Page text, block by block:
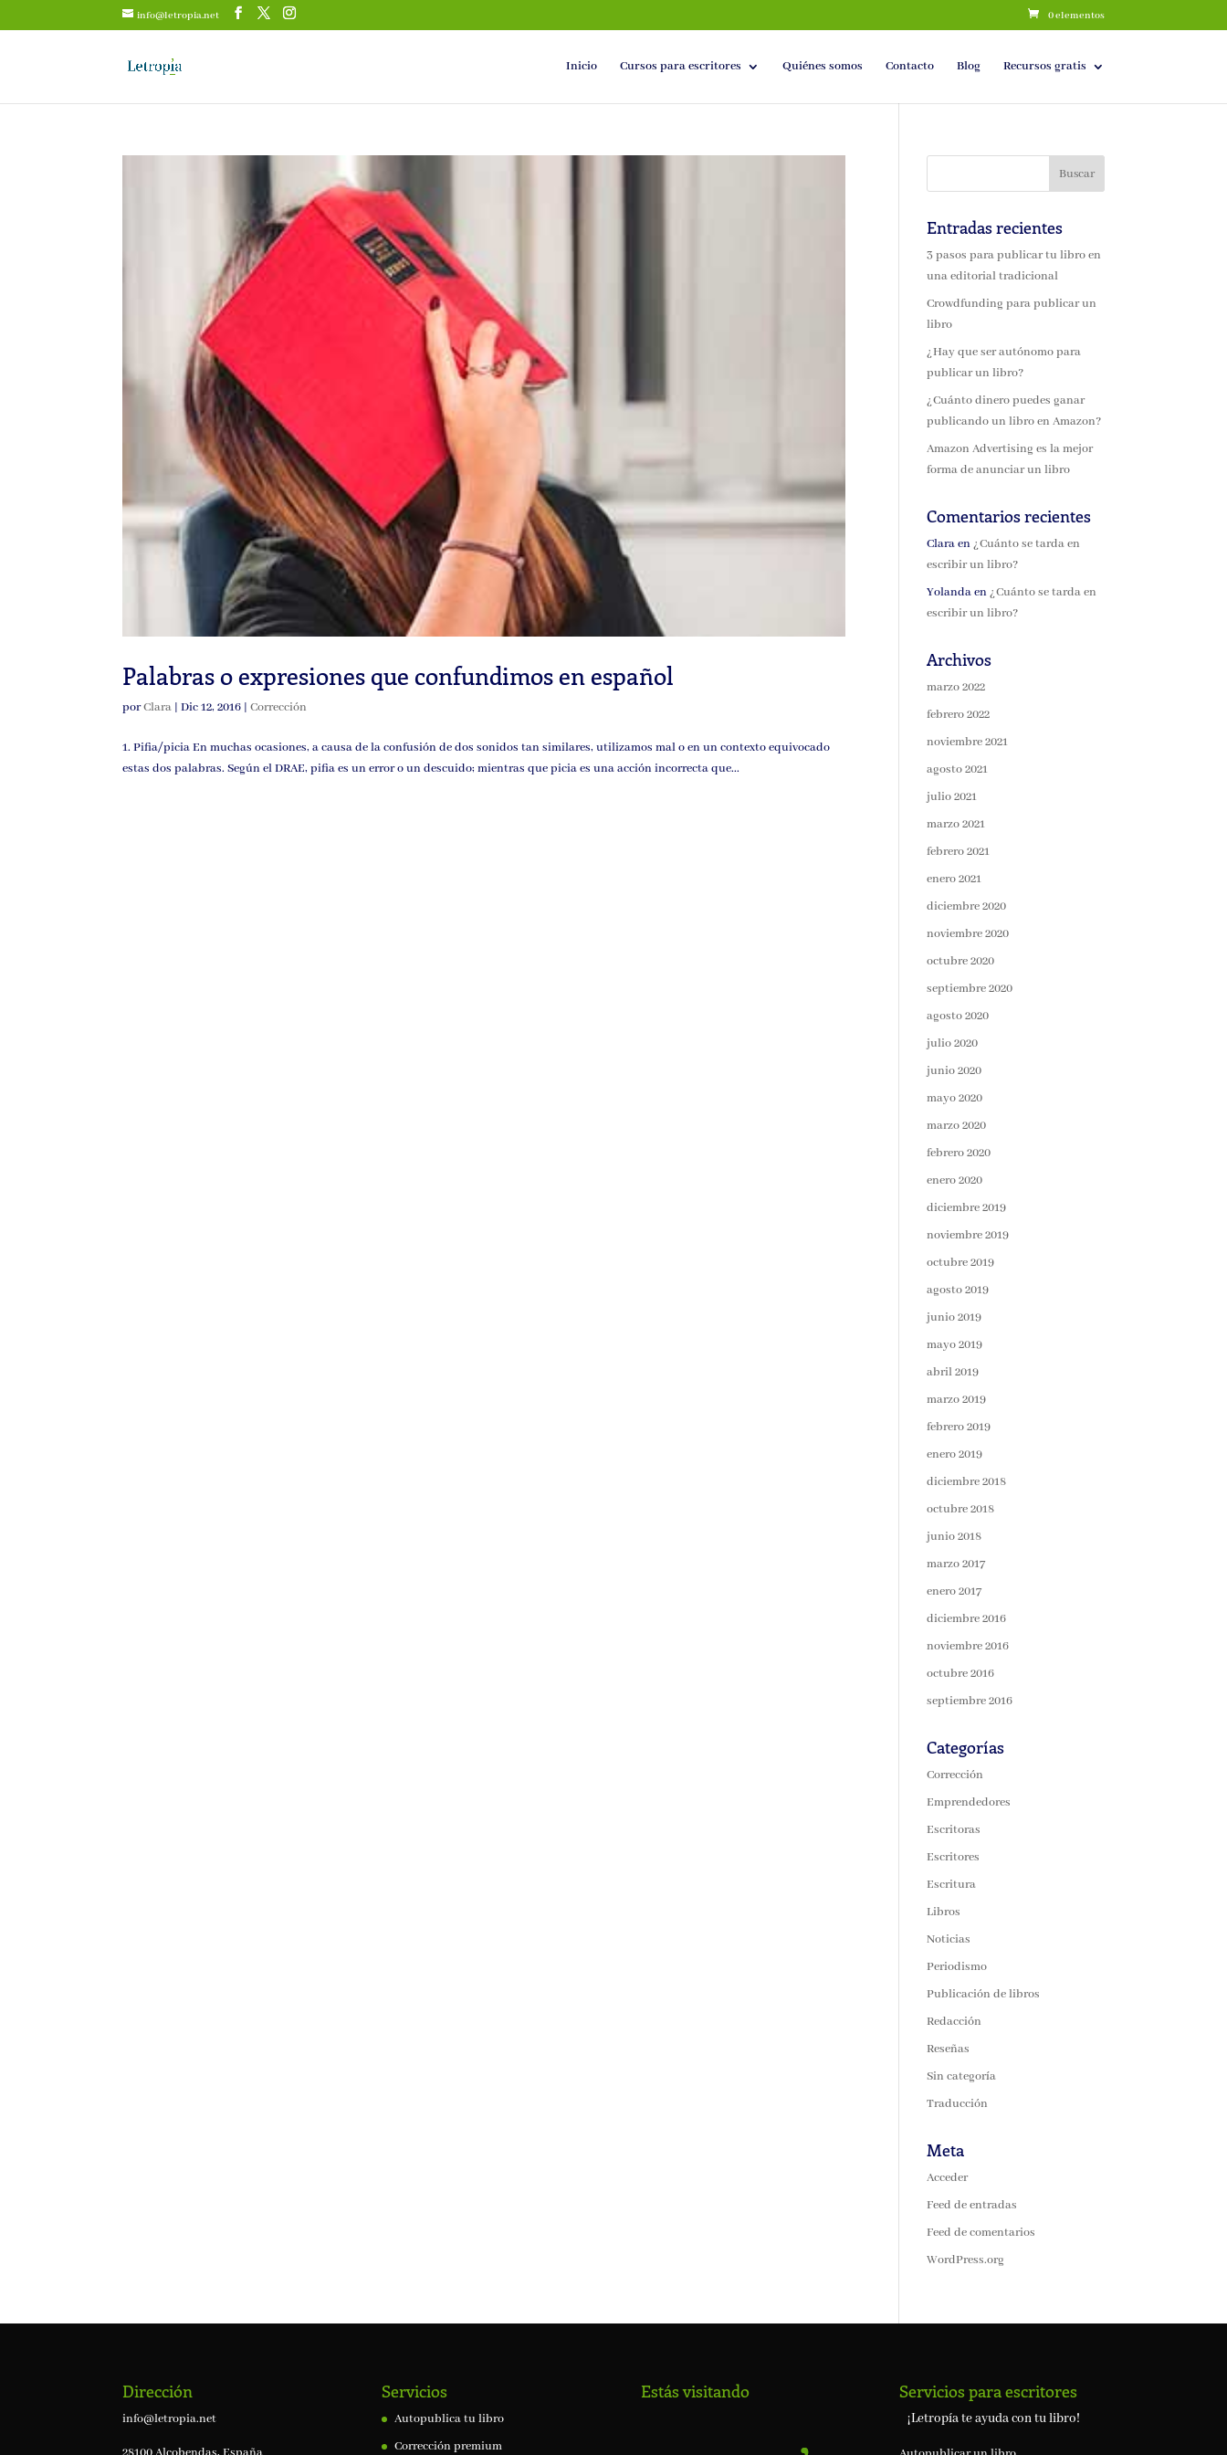
info@letropia.net 0 elementos
Inicio Cursos para escritores Quiénes somos Contacto Blog Recursos gratis
Palabras o expresiones que confundimos en español
porClara |Dic 12, 2016 |Corrección
1. Pifia/picia En muchas ocasiones, a causa de la confusión de dos sonidos tan similares, utilizamos mal o en un contexto equivocado
estas dos palabras. Según el DRAE, pifia es un error o un descuido; mientras que picia es una acción incorrecta que...
Entradas recientes
3 pasos para publicar tu libro en
una editorial tradicional
Crowdfunding para publicar un
libro
¿Hay que ser autónomo para
publicar un libro?
¿Cuánto dinero puedes ganar
publicando un libro en Amazon?
Amazon Advertising es la mejor
forma de anunciar un libro
Comentarios recientes
Claraen¿Cuánto se tarda en
escribir un libro?
Yolandaen¿Cuánto se tarda en
escribir un libro?
Archivos
marzo 2022
febrero 2022
noviembre 2021
agosto 2021
julio 2021
marzo 2021
febrero 2021
enero 2021
diciembre 2020
noviembre 2020
octubre 2020
septiembre 2020
agosto 2020
julio 2020
junio 2020
mayo 2020
marzo 2020
febrero 2020
enero 2020
diciembre 2019
noviembre 2019
octubre 2019
agosto 2019
junio 2019
mayo 2019
abril 2019
marzo 2019
febrero 2019
enero 2019
diciembre 2018
octubre 2018
junio 2018
marzo 2017
enero 2017
diciembre 2016
noviembre 2016
octubre 2016
septiembre 2016
Categorías
Corrección
Emprendedores
Escritoras
Escritores
Escritura
Libros
Noticias
Periodismo
Publicación de libros
Redacción
Reseñas
Sin categoría
Traducción
Meta
Acceder
Feed de entradas
Feed de comentarios
WordPress.org
Dirección
info@letropia.net
Servicios
Autopublica tu libro
Corrección premium
Estás visitando Servicios para escritores
¡Letropía te ayuda con tu libro!